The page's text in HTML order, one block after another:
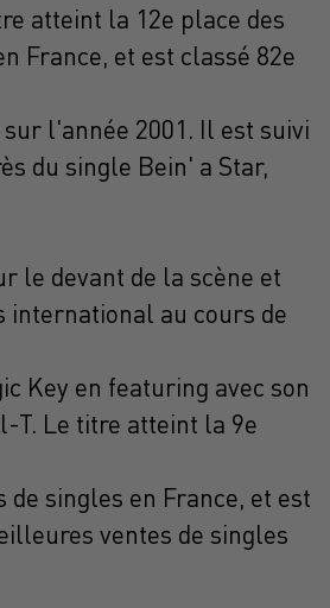
atteint la 12e place des
France, et est classé 82e
l'année 2001. Il est suivi
du single Bein' a Star,
le devant de la scène et
international au cours de
Key en featuring avec son
T. Le titre atteint la 9e
singles en France, et est
ventes de singles